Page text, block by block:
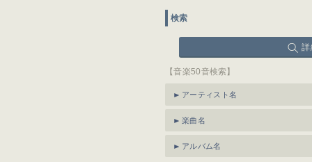
検索
詳
【音楽50音検索】
アーティスト名
楽曲名
アルバム名